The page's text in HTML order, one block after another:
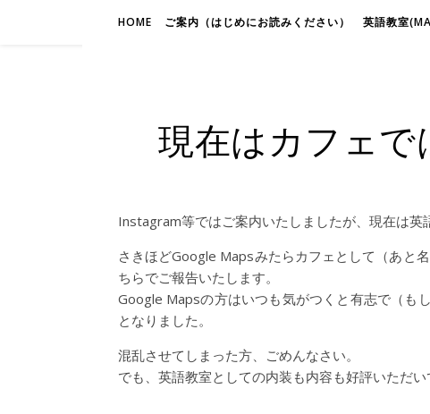
HOME ご案内（はじめにお読みください） 英語教室
現在はカフェ
Instagram等ではご案内いたしましたが、現在は英
さきほどGoogle Mapsみたらカフェとして（あと
ちらでご報告いたします。
Google Mapsの方はいつも気がつくと有志で（も
となりました。
混乱させてしまった方、ごめんなさい。
でも、英語教室としての内装も内容も好評いただ